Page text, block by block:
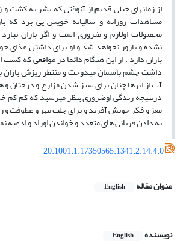
از زمانهای خیلی قدیم از آنوقتی که بشر به کشت
مشاهدات روزانه و سالیانه خویش پی برد که
محصولات اولازم و ضروری است و اگر باران
نشده و بارور نخواهد شد و او برای داشتن غذای
باران دارد . از این هنگام دائما در مواقعی که کشت
داشت چشم بآسمان میدوخت و منتظر ریزش
آب از ابرها چنان برای سبز شدن مزارع و درختان و
درنتیجه ژندگی اوضروری بنظر میرسید که کم کم
مغز و فکر خویش آفرید و برای جلب مهر و عطوفت
به دادن قربانی های متعدد و خواندن اوراد و ادعیه
20.1001.1.17350565.1341.2.14.4.0
عنوان مقاله English
نویسنده English